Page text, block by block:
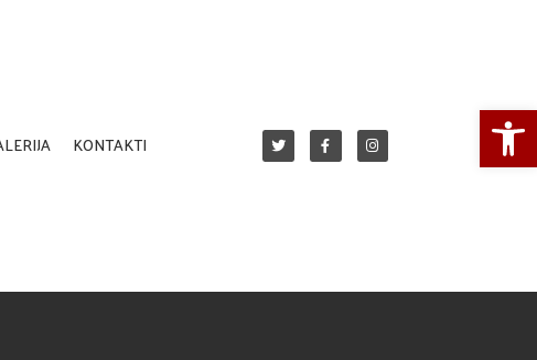
KONTAKTI